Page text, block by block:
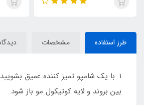
طرز استفاده مشخصات
1. با یک شامپو تمیز کننده عمیق
بین بروند و لایه کوتیکول مو باز شود.